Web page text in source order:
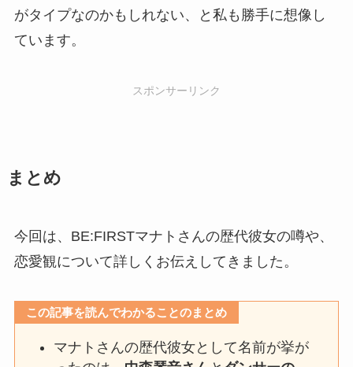
がタイプなのかもしれない、と私も勝手に想像し
ています。
スポンサーリンク
まとめ
今回は、BE:FIRSTマナトさんの歴代彼女の噂や、
恋愛観について詳しくお伝えしてきました。
この記事を読んでわかることのまとめ
マナトさんの歴代彼女として名前が挙が